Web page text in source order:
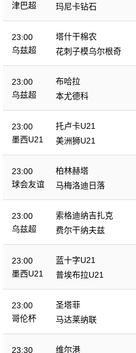
津巴超
玛尼卡钻石
23:00
乌兹超
塔什干棉农
花刺子模乌尔根奇
23:00
乌兹超
布哈拉
本尤德科
23:00
墨西U21
托卢卡U21
美洲狮U21
23:00
球会友谊
柏林赫塔
马梅洛迪日落
23:00
乌兹超
索格迪纳吉扎克
费尔干纳夫兹
23:00
墨西U21
蓝十字U21
普埃布拉U21
23:00
哥伦杯
圣塔菲
马达莱纳联
23:30 维尔港